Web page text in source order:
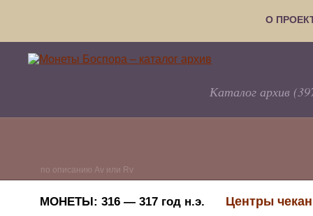
О
Каталог архив
по описанию Av или Rv
МОНЕТЫ: 316 — 317 год н.э. Центры